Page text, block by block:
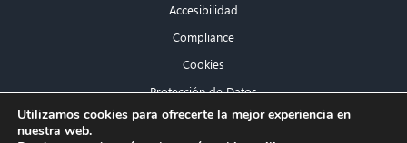
Accesibilidad
Compliance
Cookies
Protección de Datos
Aviso legal
Utilizamos cookies para ofrecerte la mejor experiencia en
nuestra web.